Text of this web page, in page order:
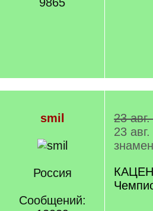
smil
Россия
Сообщений:
23
23